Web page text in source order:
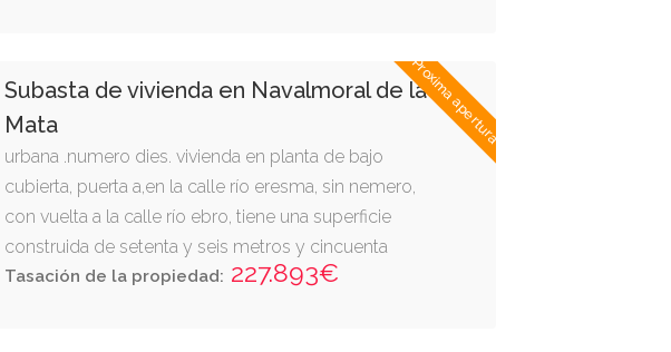
Proxima apertura
Subasta de vivienda en Navalmoral de la
Mata
urbana .numero dies. vivienda en planta de bajo
cubierta, puerta a,en la calle río eresma, sin nemero,
con vuelta a la calle río ebro, tiene una superficie
construida de setenta y seis metros y cincuenta
decímetros cuadrados (76,51 m2 )
Tasación de la propiedad: 227.893€